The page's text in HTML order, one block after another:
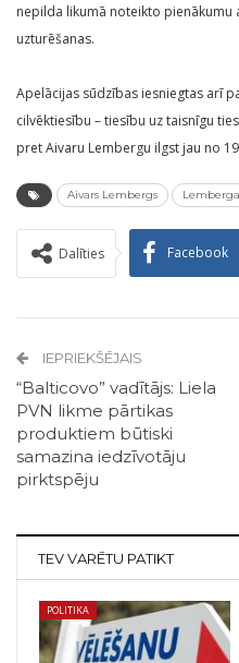
nepilda likumā noteikto
uzturēšanas.
Apelācijas sūdzības iesniegtas arī
cilvēktiesību – tiesību uz taisnīgu
pret Aivaru Lembergu ilgst jau no
Aivars Lembergs
Dalīties Facebook
IEPRIEKŠĒJAIS
“Balticovo” vadītājs: Liela
PVN likme pārtikas
produktiem būtiski
samazina iedzīvotāju
pirktspēju
TEV VARĒTU PATIKT
POLITIKA